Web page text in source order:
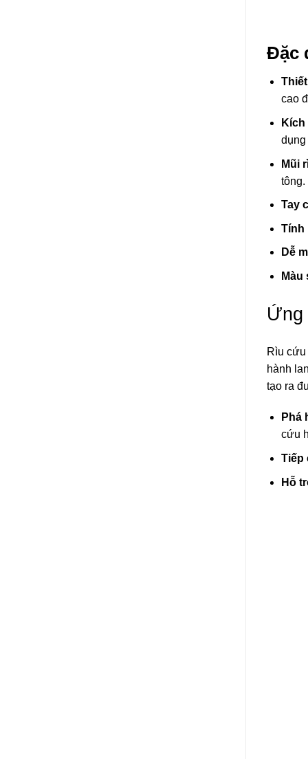
Đặc
cao
dụng
Mũi
tông.
Tay
Tính
Dễ
Màu
Ứng
Rìu
hành
tạo ra
Phá
cứu
Tiếp
Hỗ